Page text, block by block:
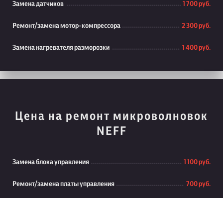
Замена датчиков 1 700 руб.
Ремонт/замена мотор-компрессора 2 300 руб.
Замена нагревателя разморозки 1 400 руб.
Цена на ремонт микроволновок
NEFF
Замена блока управления 1 100 руб.
Ремонт/замена платы управления 700 руб.